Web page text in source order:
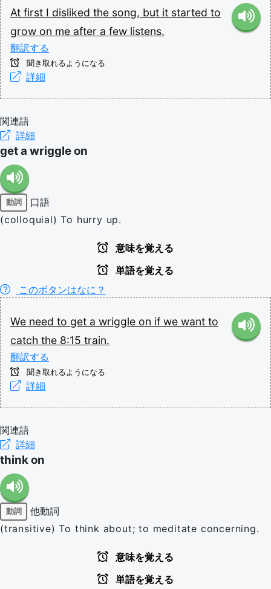
At first I disliked the song, but it started to
grow on me after a few listens.
翻訳する
聞き取れるようになる
詳細
関連語
詳細
get a wriggle on
動詞
口語
(colloquial) To hurry up.
意味を覚える
単語を覚える
このボタンはなに？
We need to get a wriggle on if we want to
catch the 8:15 train.
翻訳する
聞き取れるようになる
詳細
関連語
詳細
think on
動詞
他動詞
(transitive) To think about; to meditate concerning.
意味を覚える
単語を覚える